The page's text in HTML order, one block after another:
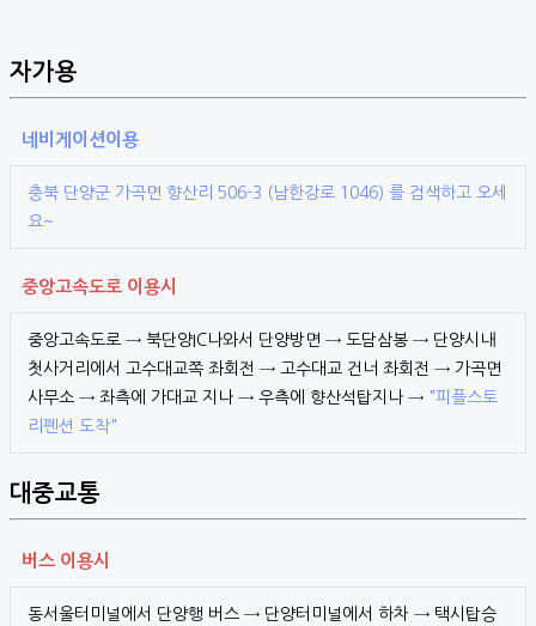
자가용
네비게이션이용
충북 단양군 가곡면 향산리 506-3 (남한강로 1046) 를 검색하고 오세
요~
중앙고속도로 이용시
중앙고속도로 → 북단양IC나와서 단양방면 → 도담삼봉 → 단양시내
첫사거리에서 고수대교쪽 좌회전 → 고수대교 건너 좌회전 → 가곡면
사무소 → 좌측에 가대교 지나 → 우측에 향산석탑지나 → "피플스토
리펜션 도착"
대중교통
버스 이용시
동서울터미널에서 단양행 버스 → 단양터미널에서 하차 → 택시탑승